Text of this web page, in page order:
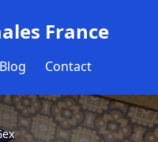
France
Blog Contact